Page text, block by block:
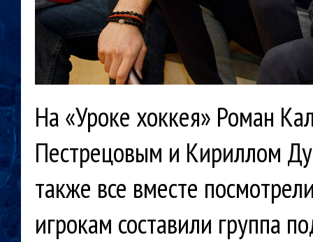
На «Уроке хоккея» Роман
Пестрецовым и Кириллом
также все вместе
игрокам составили группа